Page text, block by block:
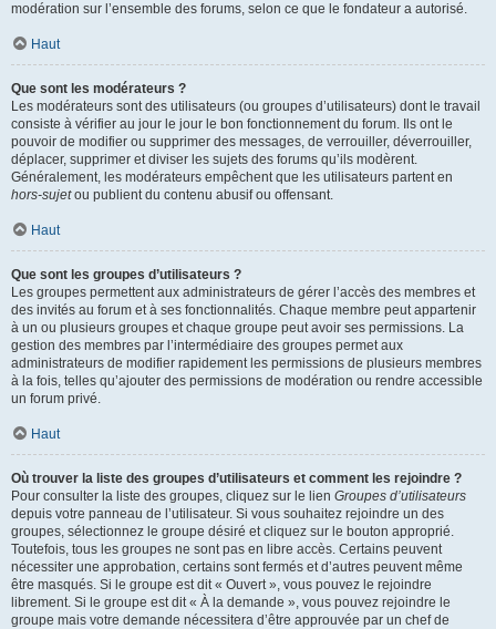
modération sur l’ensemble des forums, selon ce que le fondateur a autorisé.
Haut
Que sont les modérateurs ?
Les modérateurs sont des utilisateurs (ou groupes d’utilisateurs) dont le travail
consiste à vérifier au jour le jour le bon fonctionnement du forum. Ils ont le
pouvoir de modifier ou supprimer des messages, de verrouiller, déverrouiller,
déplacer, supprimer et diviser les sujets des forums qu’ils modèrent.
Généralement, les modérateurs empêchent que les utilisateurs partent en
hors-sujetou publient du contenu abusif ou offensant.
Haut
Que sont les groupes d’utilisateurs ?
Les groupes permettent aux administrateurs de gérer l’accès des membres et
des invités au forum et à ses fonctionnalités. Chaque membre peut appartenir
à un ou plusieurs groupes et chaque groupe peut avoir ses permissions. La
gestion des membres par l’intermédiaire des groupes permet aux
administrateurs de modifier rapidement les permissions de plusieurs membres
à la fois, telles qu’ajouter des permissions de modération ou rendre accessible
un forum privé.
Haut
Où trouver la liste des groupes d’utilisateurs et comment les rejoindre ?
Pour consulter la liste des groupes, cliquez sur le lien Groupes d’utilisateurs
depuis votre panneau de l’utilisateur. Si vous souhaitez rejoindre un des
groupes, sélectionnez le groupe désiré et cliquez sur le bouton approprié.
Toutefois, tous les groupes ne sont pas en libre accès. Certains peuvent
nécessiter une approbation, certains sont fermés et d’autres peuvent même
être masqués. Si le groupe est dit « Ouvert », vous pouvez le rejoindre
librement. Si le groupe est dit « À la demande », vous pouvez rejoindre le
groupe mais votre demande nécessitera d’être approuvée par un chef de